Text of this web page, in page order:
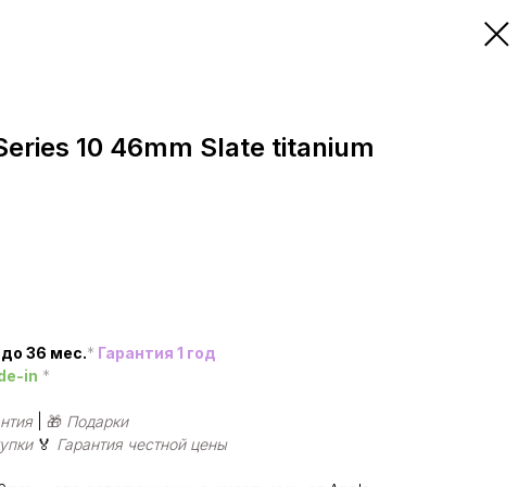
10 46mm Slate titanium
до 36 мес.* Гарантия 1 год
in *
🎁 Подарки
🏅 Гарантия честной цены